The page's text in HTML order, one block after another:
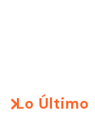
Lo Último